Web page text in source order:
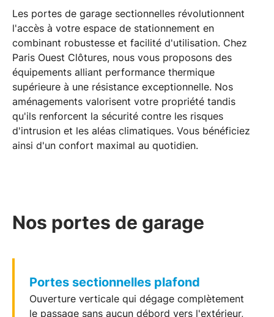
Les portes de garage sectionnelles révolutionnent
l'accès à votre espace de stationnement en
combinant robustesse et facilité d'utilisation. Chez
Paris Ouest Clôtures, nous vous proposons des
équipements alliant performance thermique
supérieure à une résistance exceptionnelle. Nos
aménagements valorisent votre propriété tandis
qu'ils renforcent la sécurité contre les risques
d'intrusion et les aléas climatiques. Vous bénéficiez
ainsi d'un confort maximal au quotidien.
Nos portes de garage
Portes sectionnelles plafond
Ouverture verticale qui dégage complètement
le passage sans aucun débord vers l'extérieur,